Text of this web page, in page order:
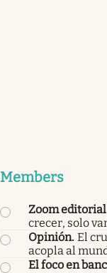
Members
Zoom editorial
crecer, solo
Opinión. El
acopla al
El foco en